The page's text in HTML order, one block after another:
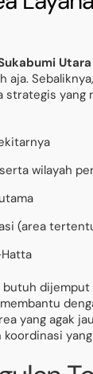
Utara
aja.
strategis yang
wilayah
(area
butuh
yang agak